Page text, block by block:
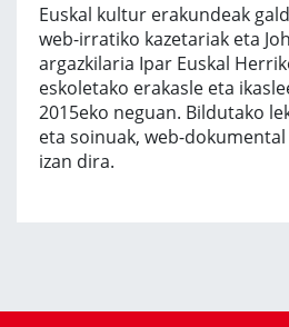
Euskal kultur erakundeak
web-irratiko kazetariak eta
argazkilaria Ipar Euskal
eskoletako erakasle eta
2015eko neguan. Bildutako
eta soinuak, web-
izan dira.